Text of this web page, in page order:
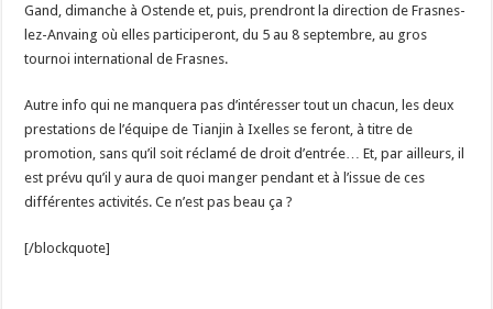
Gand, dimanche à Ostende et, puis, prendront la direction de Frasnes-
lez-Anvaing où elles participeront, du 5 au 8 septembre, au gros
tournoi international de Frasnes.
Autre info qui ne manquera pas d’intéresser tout un chacun, les deux
prestations de l’équipe de Tianjin à Ixelles se feront, à titre de
promotion, sans qu’il soit réclamé de droit d’entrée… Et, par ailleurs, il
est prévu qu’il y aura de quoi manger pendant et à l’issue de ces
différentes activités. Ce n’est pas beau ça ?
[/blockquote]